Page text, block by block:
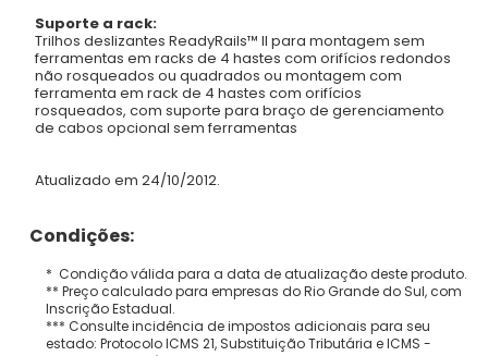
Suporte a rack:
Trilhos deslizantes ReadyRails™ II para montagem sem
ferramentas em racks de 4 hastes com orifícios redondos
não rosqueados ou quadrados ou montagem com
ferramenta em rack de 4 hastes com orifícios
rosqueados, com suporte para braço de gerenciamento
de cabos opcional sem ferramentas
Atualizado em 24/10/2012.
Condições:
* Condição válida para a data de atualização deste produto.
** Preço calculado para empresas do Rio Grande do Sul, com
Inscrição Estadual.
*** Consulte incidência de impostos adicionais para seu
estado: Protocolo ICMS 21, Substituição Tributária e ICMS -